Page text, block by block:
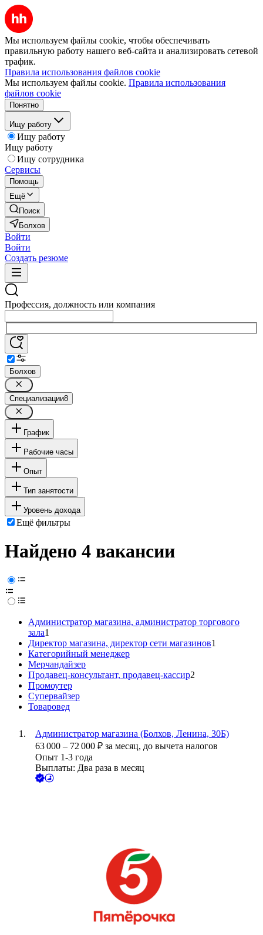
Мы используем файлы cookie, чтобы обеспечивать
правильную работу нашего веб-сайта и анализировать сетевой
трафик.
Правила использования файлов cookie
Мы используем файлы cookie. Правила использования
файлов cookie
Понятно
Ищу работу
Ищу работу
Ищу работу
Ищу сотрудника
Сервисы
Помощь
Ещё
Поиск
Болхов
Войти
Войти
Создать резюме
Профессия, должность или компания
Болхов
Специализации8
График
Рабочие часы
Опыт
Тип занятости
Уровень дохода
Ещё фильтры
Найдено 4 вакансии
Администратор магазина, администратор торгового
зала1
Директор магазина, директор сети магазинов1
Категорийный менеджер
Мерчандайзер
Продавец-консультант, продавец-кассир2
Промоутер
Супервайзер
Товаровед
Администратор магазина (Болхов, Ленина, 30Б)
63 000 – 72 000 ₽ за месяц, до вычета налогов
Опыт 1-3 года
Выплаты: Два раза в месяц